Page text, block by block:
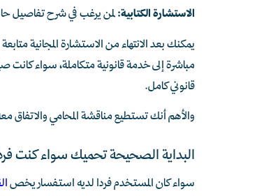
الاستشارة الكتابية:لمن يرغب في شرح تفاصيل
يمكنك بعد الانتهاء من الاستشارة المجانية
مباشرة إلى خدمة قانونية متكاملة، سواء كانت
قانوني كامل.
والأهم أنك تستطيع مناقشة المحامي
البداية الصحيحة تحميك سواء كنت
سواء كان المستخدم فردا لديه استفسار يخص